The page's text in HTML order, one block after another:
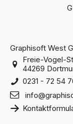
Graphisoft West
Freie-Vogel-
44269
0231 - 72 54